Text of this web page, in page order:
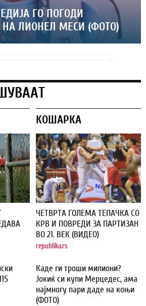
ГО ПОГОДИ
НА ЛИОНЕЛ МЕСИ (ФОТО)
КОШАРКА
ЧЕТВРТА ГОЛЕМА ТЕПАЧКА СО
КРВ И ПОВРЕДИ ЗА ПАРТИЗАН
ВО 21. ВЕК (ВИДЕО)
republika.rs
Каде ги троши милиони?
Јокиќ си купи Мерцедес, ама
најмногу пари даде на коњи
(ФОТО)